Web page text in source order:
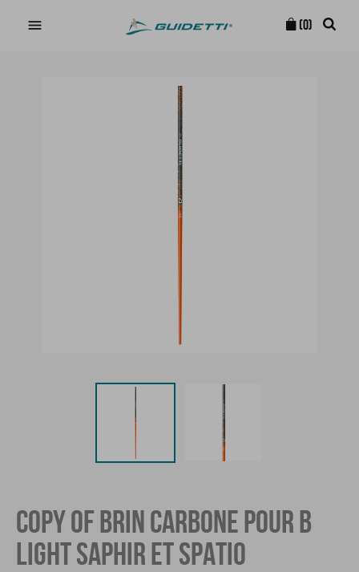
 (0)
COPY OF BRIN CARBONE POUR B
LIGHT SAPHIR ET SPATIO